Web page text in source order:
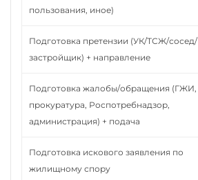
пользования, иное)
Подготовка претензии (УК/ТСЖ/сосед/
застройщик) + направление
Подготовка жалобы/обращения (ГЖИ,
прокуратура, Роспотребнадзор,
администрация) + подача
Подготовка искового заявления по
жилищному спору